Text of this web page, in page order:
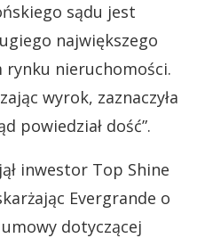
sądu jest
największego
rynku nieruchomości.
wyrok, zaznaczyła
powiedział dość”.
inwestor Top Shine
Evergrande o
dotyczącej